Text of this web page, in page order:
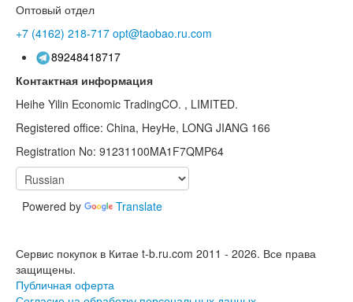
Оптовый отдел
+7 (4162) 218-717 opt@taobao.ru.com
89248418717
Контактная информация
Heihe Yilin Economic TradingCO. , LIMITED.
Registered office: China, HeyHe, LONG JIANG 166
Registration No: 91231100MA1F7QMP64
Powered by Translate
Сервис покупок в Китае t-b.ru.com 2011 - 2026. Все права
защищены.
Публичная оферта